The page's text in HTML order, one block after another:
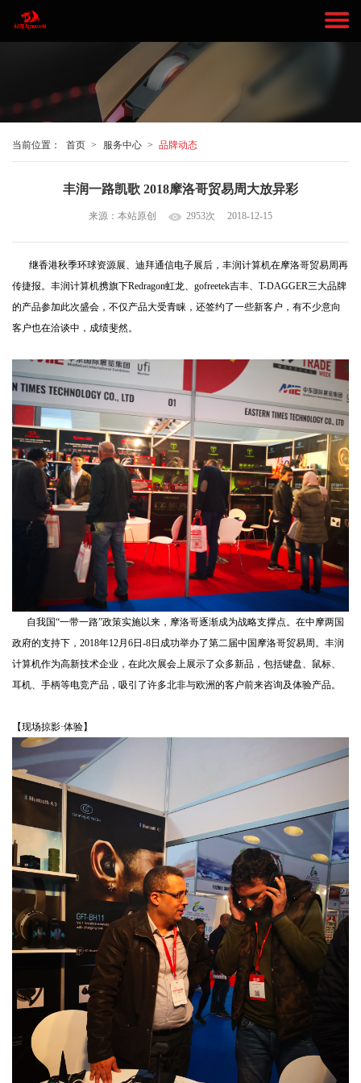
当前位置： 首页 > 服务中心 > 品牌动态
丰润一路凯歌 2018摩洛哥贸易周大放异彩
来源：本站原创 2953次 2018-12-15
继香港秋季环球资源展、迪拜通信电子展后，丰润计算机在摩洛哥贸易周再
传捷报。丰润计算机携旗下Redragon虹龙、gofreetek吉丰、T-DAGGER三大品牌
的产品参加此次盛会，不仅产品大受青睐，还签约了一些新客户，有不少意向
客户也在洽谈中，成绩斐然。
自我国“一带一路”政策实施以来，摩洛哥逐渐成为战略支撑点。在中摩两国
政府的支持下，2018年12月6日-8日成功举办了第二届中国摩洛哥贸易周。丰润
计算机作为高新技术企业，在此次展会上展示了众多新品，包括键盘、鼠标、
耳机、手柄等电竞产品，吸引了许多北非与欧洲的客户前来咨询及体验产品。
【现场掠影·体验】